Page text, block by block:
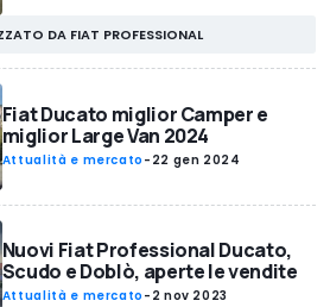
DA FIAT PROFESSIONAL
Fiat Ducato miglior Camper e
miglior Large Van 2024
Attualità e mercato - 22 gen 2024
Nuovi Fiat Professional Ducato,
Scudo e Doblò, aperte le vendite
Attualità e mercato - 2 nov 2023